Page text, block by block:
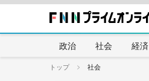
政治 社会 経済
トップ 社会